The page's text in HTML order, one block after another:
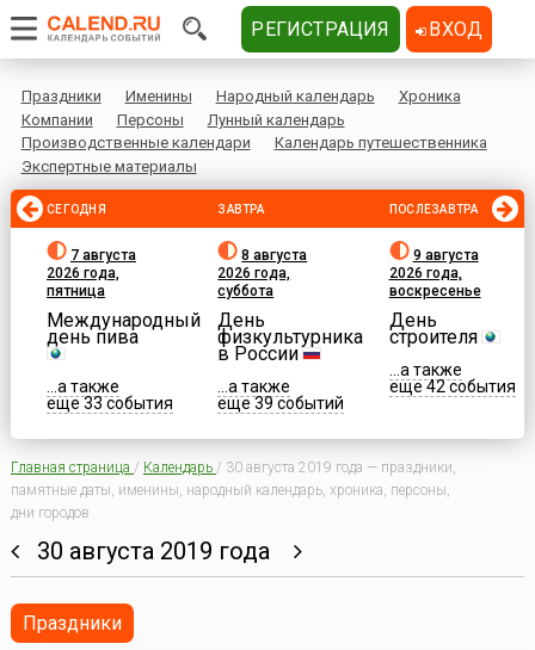
Праздники Именины Народный календарь
Хроника
Компании
Персоны
Лунный календарь
Производственные календари
Календарь путешественника
Экспертные материалы
СЕГОДНЯ
7 августа
2026 года,
пятница
Международный
день пива
...а также
еще 33 события
ЗАВТРА
8 августа
2026 года,
суббота
День
физкультурника
в России
...а также
еще 39 событий
ПОСЛЕЗАВТРА
9 августа
2026 года,
воскресенье
День
строителя
...а также
еще 42 события
Главная страница / Календарь / 30 августа 2019 года — праздники,
памятные даты, именины, народный календарь, хроника, персоны,
дни городов
30 августа 2019 года
Праздники
РЕГИСТРАЦИЯ ВХОД